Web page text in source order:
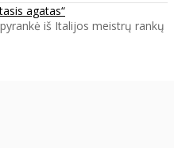
agatas“
iš Italijos meistrų rankų